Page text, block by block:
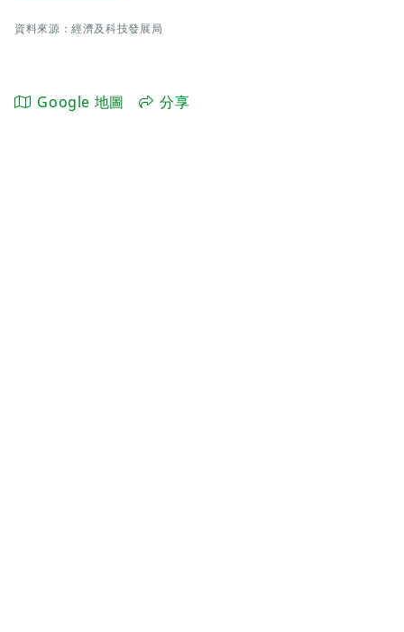
資料來源：經濟及科技發展局
Google 地圖 分享